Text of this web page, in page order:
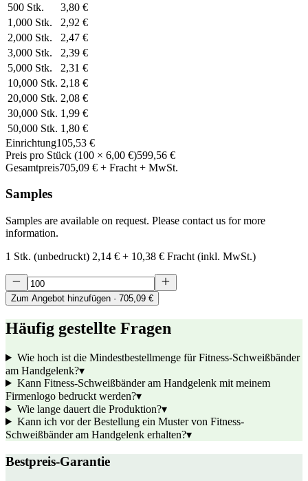
500 Stk.
3,80 €
1,000 Stk.
2,92 €
2,000 Stk.
2,47 €
3,000 Stk.
2,39 €
5,000 Stk.
2,31 €
10,000 Stk. 2,18 €
20,000 Stk. 2,08 €
30,000 Stk. 1,99 €
50,000 Stk. 1,80 €
Einrichtung105,53 €
Preis pro Stück (100 × 6,00 €)599,56 €
Gesamtpreis705,09 € + Fracht + MwSt.
Samples
Samples are available on request. Please contact us for more
information.
1 Stk. (unbedruckt) 2,14 € + 10,38 € Fracht (inkl. MwSt.)
Zum Angebot hinzufügen · 705,09 €
Häufig gestellte Fragen
Wie hoch ist die Mindestbestellmenge für Fitness-Schweißbänder
am Handgelenk?▾
Kann Fitness-Schweißbänder am Handgelenk mit meinem
Firmenlogo bedruckt werden?▾
Wie lange dauert die Produktion?▾
Kann ich vor der Bestellung ein Muster von Fitness-
Schweißbänder am Handgelenk erhalten?▾
Bestpreis-Garantie